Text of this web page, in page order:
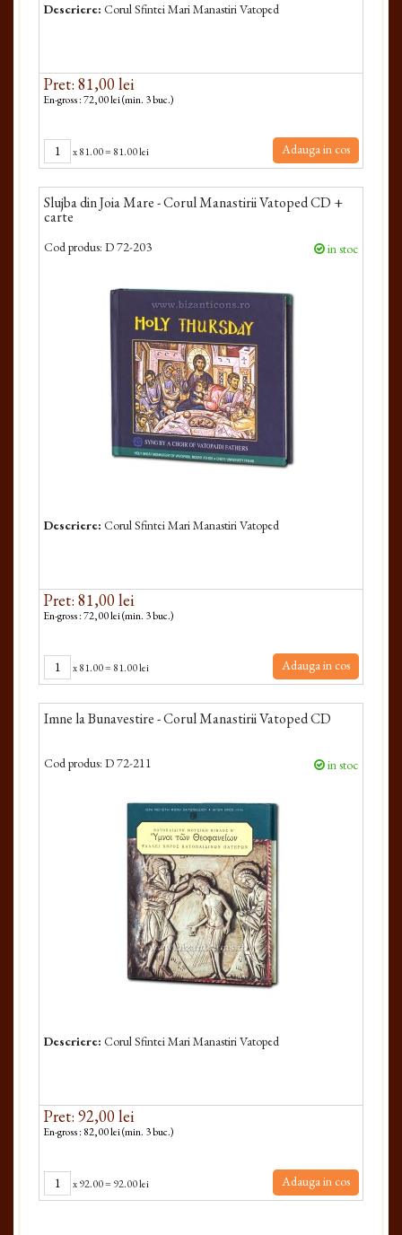
Descriere: Corul Sfintei Mari Manastiri Vatoped
Pret: 81,00 lei
En-gross : 72,00 lei (min. 3 buc.)
x81.00= 81.00 lei Adauga in cos
Slujba din Joia Mare - Corul Manastirii Vatoped CD +
carte
Cod produs: D 72-203 in stoc
Descriere: Corul Sfintei Mari Manastiri Vatoped
Pret: 81,00 lei
En-gross : 72,00 lei (min. 3 buc.)
x81.00= 81.00 lei Adauga in cos
Imne la Bunavestire - Corul Manastirii Vatoped CD
Cod produs: D 72-211 in stoc
Descriere: Corul Sfintei Mari Manastiri Vatoped
Pret: 92,00 lei
En-gross : 82,00 lei (min. 3 buc.)
x92.00= 92.00 lei Adauga in cos